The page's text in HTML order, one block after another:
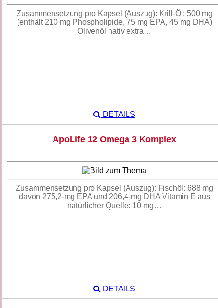
Zusammensetzung pro Kapsel (Auszug): Krill-Öl: 500 mg
(enthält 210 mg Phospholipide, 75 mg EPA, 45 mg DHA)
Olivenöl nativ extra…
DETAILS
ApoLife 12 Omega 3 Komplex
Zusammensetzung pro Kapsel (Auszug): Fischöl: 688 mg
davon 275,2-mg EPA und 206,4-mg DHA Vitamin E aus
natürlicher Quelle: 10 mg…
DETAILS